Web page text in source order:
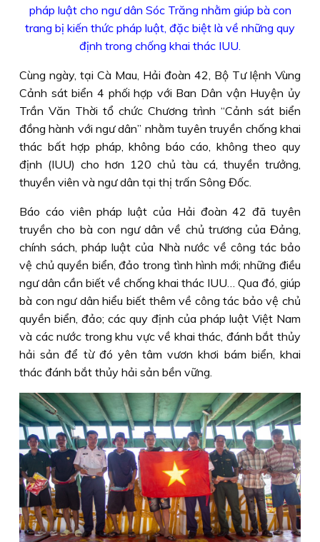
pháp luật cho ngư dân Sóc Trăng nhằm giúp bà con
trang bị kiến thức pháp luật, đặc biệt là về những quy
định trong chống khai thác IUU.
Cùng ngày, tại Cà Mau, Hải đoàn 42, Bộ Tư lệnh Vùng
Cảnh sát biển 4 phối hợp với Ban Dân vận Huyện ủy
Trần Văn Thời tổ chức Chương trình “Cảnh sát biển
đồng hành với ngư dân” nhằm tuyên truyền chống khai
thác bất hợp pháp, không báo cáo, không theo quy
định (IUU) cho hơn 120 chủ tàu cá, thuyền trưởng,
thuyền viên và ngư dân tại thị trấn Sông Đốc.
Báo cáo viên pháp luật của Hải đoàn 42 đã tuyên
truyền cho bà con ngư dân về chủ trương của Đảng,
chính sách, pháp luật của Nhà nước về công tác bảo
vệ chủ quyền biển, đảo trong tình hình mới; những điều
ngư dân cần biết về chống khai thác IUU… Qua đó, giúp
bà con ngư dân hiểu biết thêm về công tác bảo vệ chủ
quyền biển, đảo; các quy định của pháp luật Việt Nam
và các nước trong khu vực về khai thác, đánh bắt thủy
hải sản để từ đó yên tâm vươn khơi bám biển, khai
thác đánh bắt thủy hải sản bền vững.